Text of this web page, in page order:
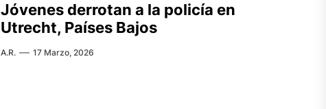
Jóvenes derrotan a la policía en
Utrecht, Países Bajos
A.R. 17 Marzo, 2026